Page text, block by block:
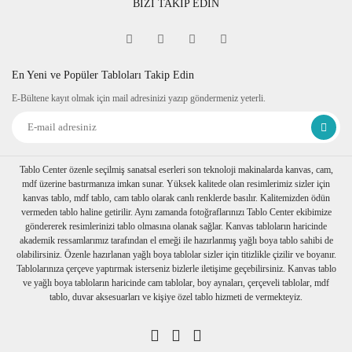
Sipariş verdiğiniz kanvas tablo baskıya girmeden önce
itibaren resmin devamı verilir.
ettiğinden daha dekoratif durur. Askı aparatı monte edilmiş bir
takılarak baloncuklu ambalaja sarılıp, kartonlanır. Nakliye
sırasında hasar görmesi engellenir.
Birden fazla tablo alımı yapılırsa her biri ayrı ayrı
paketlenerek müşterilerimize ulaştırılır.
BİZİ TAKİP EDİN
En Yeni ve Popüler Tabloları Takip Edin
E-Bültene kayıt olmak için mail adresinizi yazıp göndermeniz yeterli.
Tablo Center özenle seçilmiş sanatsal eserleri son teknoloji makinalarda kanvas, cam,
mdf üzerine bastırmanıza imkan sunar. Yüksek kalitede olan resimlerimiz sizler için
kanvas tablo, mdf tablo, cam tablo olarak canlı renklerde basılır. Kalitemizden ödün
vermeden tablo haline getirilir. Aynı zamanda fotoğraflarınızı Tablo Center ekibimize
göndererek resimlerinizi tablo olmasına olanak sağlar. Kanvas tabloların haricinde
akademik ressamlarımız tarafından el emeği ile hazırlanmış yağlı boya tablo sahibi de
olabilirsiniz. Özenle hazırlanan yağlı boya tablolar sizler için titizlikle çizilir ve boyanır.
Tablolarınıza çerçeve yaptırmak isterseniz bizlerle iletişime geçebilirsiniz. Kanvas tablo
ve yağlı boya tabloların haricinde cam tablolar, boy aynaları, çerçeveli tablolar, mdf
tablo, duvar aksesuarları ve kişiye özel tablo hizmeti de vermekteyiz.